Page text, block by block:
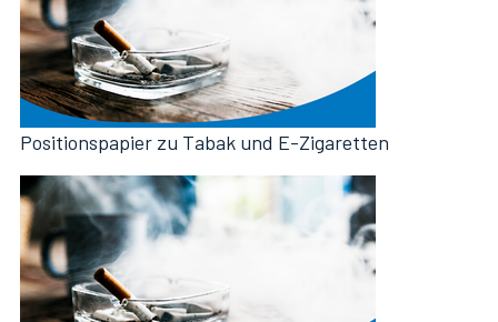
Positionspapier zu Tabak und E-Zigaretten